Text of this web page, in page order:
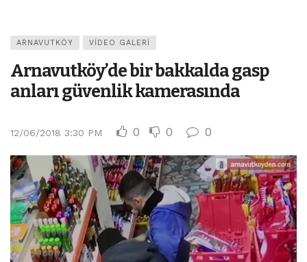
ARNAVUTKÖY VIDEO GALERI
Arnavutköy’de bir bakkalda gasp
anları güvenlik kamerasında
12/06/2018 3:30 PM 0 0 0